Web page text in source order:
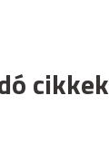
cikkek